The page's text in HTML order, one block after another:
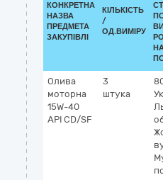
КОНКРЕТНА
НАЗВА
ПРЕДМЕТА
ЗАКУПІВЛІ
КІЛЬКІСТЬ
/
ОД.ВИМІРУ
Олива
моторна
15W-40
API СD/SF
3
штука